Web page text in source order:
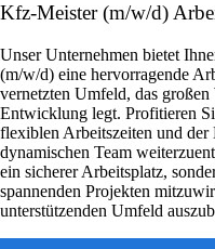
Kfz-Meister (m/w/d)
Unser Unternehmen bietet
(m/w/d) eine hervorragende
vernetzten Umfeld, das
Entwicklung legt. Profitieren
flexiblen Arbeitszeiten und
dynamischen Team
ein sicherer Arbeitsplatz,
spannenden Projekten
unterstützenden Umfeld